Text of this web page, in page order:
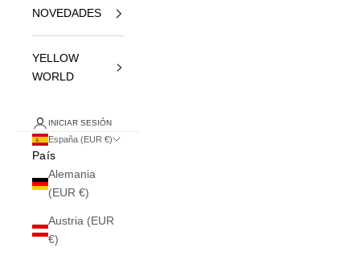
NOVEDADES
YELLOW
WORLD
INICIAR SESIÓN
España (EUR €)
País
Alemania
(EUR €)
Austria (EUR
€)